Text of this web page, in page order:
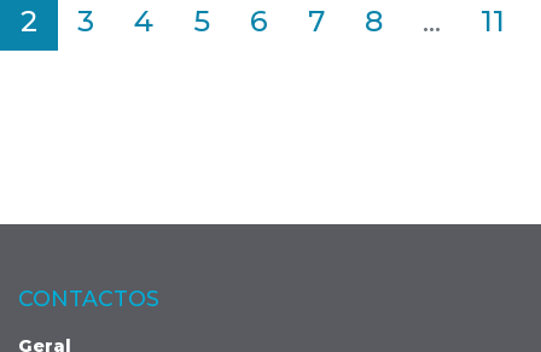
2 3 4 5 6 7 8 ... 11
CONTACTOS
Geral